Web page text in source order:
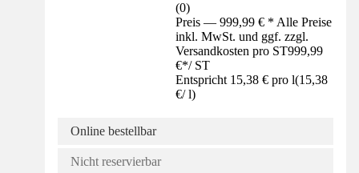
(0)
Preis — 999,99 € * Alle Preise
inkl. MwSt. und ggf. zzgl.
Versandkosten pro ST999,99
€*/ ST
Entspricht 15,38 € pro l(15,38
€/ l)
Online bestellbar
Nicht reservierbar